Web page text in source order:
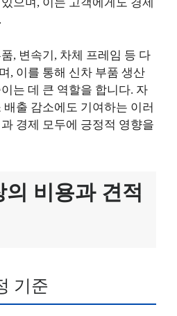
, 변속기, 차체 프레임 등 다
, 이를 통해 신차 부품 생산
는 데 큰 역할을 합니다. 자
출 감소에도 기여하는 이러
경제 모두에 긍정적 영향을
의 비용과 견적
기준